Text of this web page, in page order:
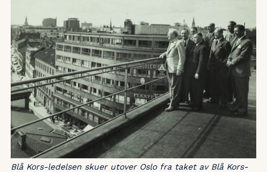
Blå Kors-ledelsen skuer utover Oslo fra taket av Blå Kors-